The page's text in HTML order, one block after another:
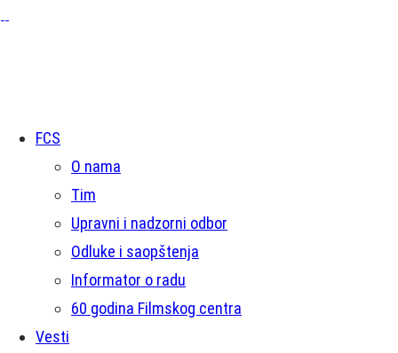
FCS
O nama
Tim
Upravni i nadzorni odbor
Odluke i saopštenja
Informator o radu
60 godina Filmskog centra
Vesti